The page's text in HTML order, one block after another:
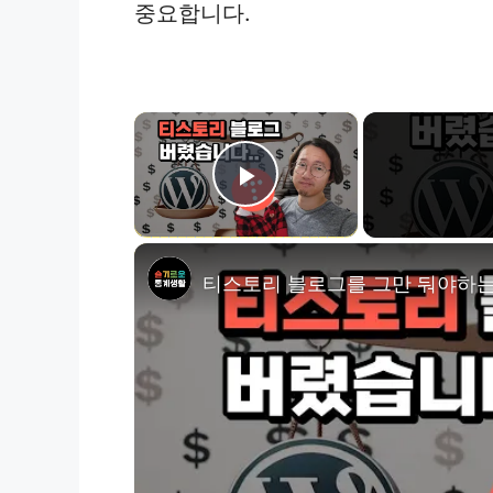
중요합니다.
×
Play Video